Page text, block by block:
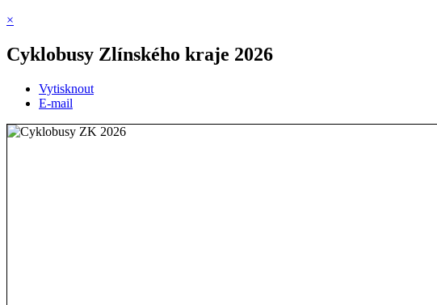
×
Cyklobusy Zlínského kraje 2026
Vytisknout
E-mail